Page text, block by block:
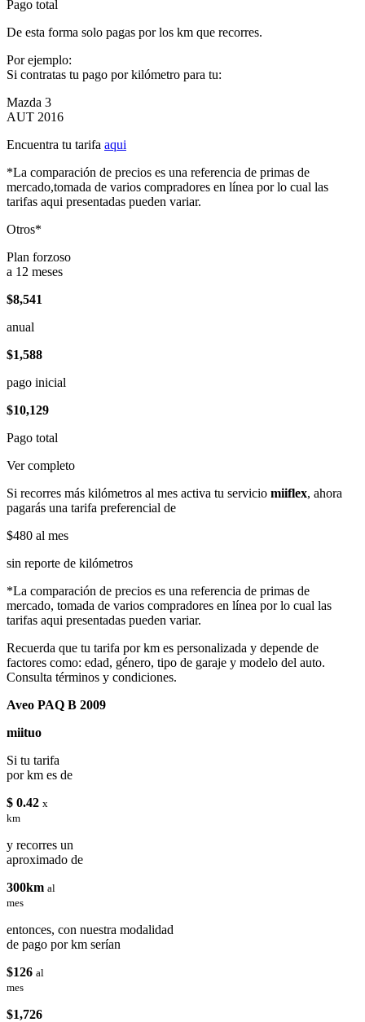
Pago total
De esta forma solo pagas por los km que recorres.
Por ejemplo:
Si contratas tu pago por kilómetro para tu:
Mazda 3
AUT 2016
Encuentra tu tarifa aqui
*La comparación de precios es una referencia de primas de
mercado,tomada de varios compradores en línea por lo cual las
tarifas aqui presentadas pueden variar.
Otros*
Plan forzoso
a 12 meses
$8,541
anual
$1,588
pago inicial
$10,129
Pago total
Ver completo
Si recorres más kilómetros al mes activa tu servicio miiflex, ahora
pagarás una tarifa preferencial de
$480 al mes
sin reporte de kilómetros
*La comparación de precios es una referencia de primas de
mercado, tomada de varios compradores en línea por lo cual las
tarifas aqui presentadas pueden variar.
Recuerda que tu tarifa por km es personalizada y depende de
factores como: edad, género, tipo de garaje y modelo del auto.
Consulta términos y condiciones.
Aveo PAQ B 2009
miituo
Si tu tarifa
por km es de
$ 0.42 x
km
y recorres un
aproximado de
300km al
mes
entonces, con nuestra modalidad
de pago por km serían
$126 al
mes
$1,726